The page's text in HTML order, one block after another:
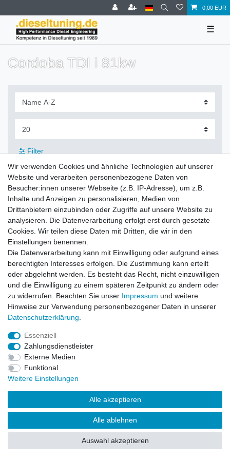
0,00 EUR
☰
Cordoba TDI i 81kw
Filter
Zahlung und Versand
Daten­schutz­erklärung
Barrierefreiheitserklärung Widerrufs­recht
Vertrag widerrufen
© Copyright 2026 | Alle Rechte vorbehalten.
Wir verwenden Cookies und ähnliche Technologien auf unserer
Website und verarbeiten personenbezogene Daten von
Besucher:innen unserer Webseite (z.B. IP-Adresse), um z.B.
Inhalte und Anzeigen zu personalisieren, Medien von
Drittanbietern einzubinden oder Zugriffe auf unsere Website zu
analysieren. Die Datenverarbeitung erfolgt erst durch gesetzte
Cookies. Wir teilen diese Daten mit Dritten, die wir in den
Einstellungen benennen.
Die Datenverarbeitung kann mit Einwilligung oder aufgrund eines
berechtigten Interesses erfolgen. Die Zustimmung kann erteilt
oder abgelehnt werden. Es besteht das Recht, nicht einzuwilligen
und die Einwilligung zu einem späteren Zeitpunkt zu ändern oder
zu widerrufen. Beachten Sie unser Impressum und weitere
Hinweise zur Verwendung personenbezogener Daten in unserer
Daten­schutz­erklärung
Essenziell
Zahlungsdienstleister
Externe Medien
Funktional
Weitere Einstellungen
Alle akzeptieren
Alle ablehnen
Auswahl akzeptieren